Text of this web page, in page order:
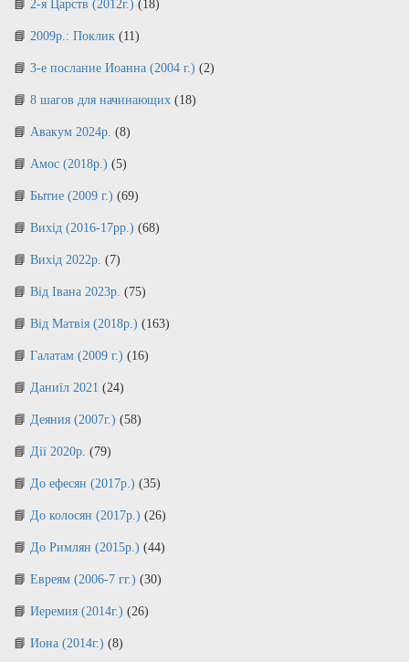
2-я Царств (2012г.) (18)
2009р.: Поклик (11)
3-е послание Иоанна (2004 г.) (2)
8 шагов для начинающих (18)
Авакум 2024р. (8)
Амос (2018р.) (5)
Бытие (2009 г.) (69)
Вихід (2016-17рр.) (68)
Вихід 2022р. (7)
Від Івана 2023р. (75)
Від Матвія (2018р.) (163)
Галатам (2009 г.) (16)
Даниїл 2021 (24)
Деяния (2007г.) (58)
Дії 2020р. (79)
До ефесян (2017р.) (35)
До колосян (2017р.) (26)
До Римлян (2015р.) (44)
Евреям (2006-7 гг.) (30)
Иеремия (2014г.) (26)
Иона (2014г.) (8)